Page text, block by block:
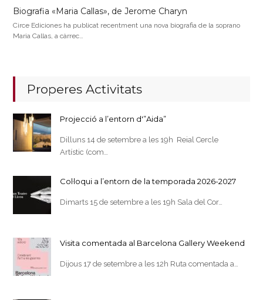
Biografia «Maria Callas», de Jerome Charyn
Circe Ediciones ha publicat recentment una nova biografia de la soprano
Maria Callas, a càrrec…
Properes Activitats
Projecció a l’entorn d'”Aida”
Dilluns 14 de setembre a les 19h Reial Cercle
Artístic (com…
Col·loqui a l’entorn de la temporada 2026-2027
Dimarts 15 de setembre a les 19h Sala del Cor…
Visita comentada al Barcelona Gallery Weekend
Dijous 17 de setembre a les 12h Ruta comentada a…